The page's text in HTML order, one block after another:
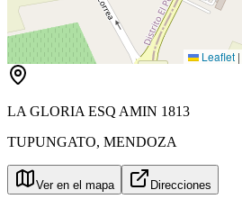
Leaflet |
LA GLORIA ESQ AMIN 1813
TUPUNGATO, MENDOZA
Ver en el mapa Direcciones